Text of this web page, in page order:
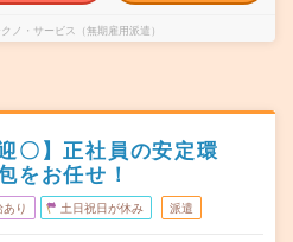
ノ・サービス（無期雇用派遣）
〇】正社員の安定環
をお任せ！
り 土日祝日が休み 派遣